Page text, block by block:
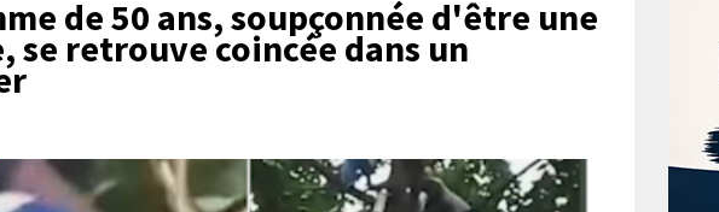
de 50 ans, soupçonnée d'être une
se retrouve coincée dans un